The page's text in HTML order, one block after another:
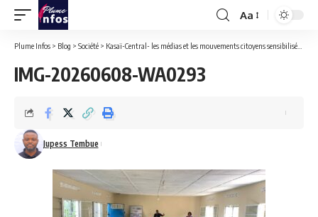
Font
Resizer
Aa
Plume Infos > Blog > Société > Kasaï-Central- les médias et les mouvements citoyens sensibilisés par les Crongd sur la gouvernance démocratique et la protection de l’environnement
IMG-20260608-WA0293
Jupess Tembue